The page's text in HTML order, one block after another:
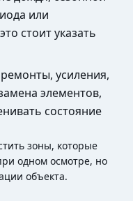
или
стоит указать
усиления,
элементов,
состояние
зоны, которые
одном осмотре, но
объекта.